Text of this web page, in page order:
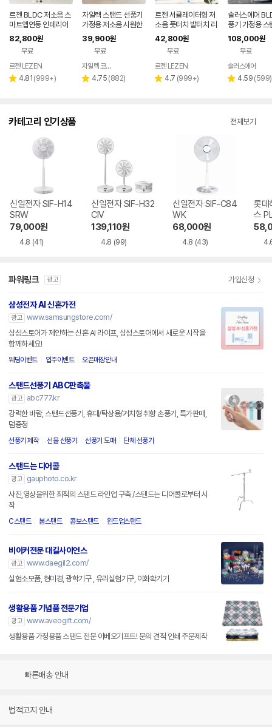
르젠 BLDC 저소음 스
마트앱연동 인테리어
써큘레이터 선풍기 LZ
EF-DC290 릴리화이
82,800원
무료
르젠 LEZEN
별 4.81 리
(999+)
자일렉 스탠드 선풍기
가정용 저소음 시원한
사무실 리모컨 써큘레
이터 ZL-224RC
39,900원
무료
페이
자일렉 코리아
별 4.75 리
(882)
르젠 서큘레이터형 저
소음 풋터치 발터치 리
모컨 스탠드형 선풍기
LZEF-R132C
42,800원
무료
르젠 LEZEN
별 4.7 리
(999+)
솔러스에어
풍기 가정용 스
풍기 사무실 무
108,000원
무료
페
솔러스에어
별 4.59 리
(599)
카테고리 인기상품 전체보기
신일전자 SIF-H14
SRW
79,000원
4.8 (41)
신일전자 SIF-H32
CIV
139,110원
4.8 (99)
신일전자 SIF-C84
WK
68,000원
4.8 (43)
롯데
스
WH
파워링크 광고 가입신청
삼성전자 AI 신혼가전
광고 www.samsungstore.com/
삼성스토어가 제안하는 신혼 AI 라이프, 삼성스토어에서 새로운 시작을
함께하세요!
웨딩이벤트 입주이벤트 오픈매장안내
스탠드선풍기 ABC판촉물
광고
abc777.kr
강력한 바람, 스탠드선풍기, 휴대/탁상용/거치형 취향 손풍기, 특가판매,
덤증정
선풍기 제작 선물 선풍기 선풍기 도매 단체 선풍기
스탠드는 디어콜
광고
gauphoto.co.kr
사진,영상을위한 최적의 스탠드 라인업 구축 /스탠드는 디어콜로부터 시
작
C스탠드 붐스탠드 콤보스탠드 윈드업스탠드
비이커전문 대길사이언스
광고 www.daegil2.com/
실험소모품, 현미경, 광학기구 , 유리실험기구, 이화확기기
생활용품 기념품 전문기업
광고 www.aveogift.com/
생활용품 가정용품 스탠드 전문 아베오기프트! 문의 견적 인쇄 주문제작
빠른배송 안내
법적고지 안내